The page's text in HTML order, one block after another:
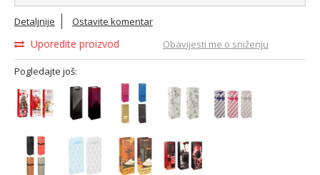
Detaljnije Ostavite komentar
Uporedite proizvod Obavijesti me o sniženju
Pogledajte još: